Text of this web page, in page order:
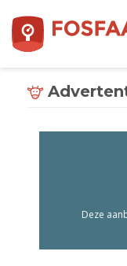
Deze